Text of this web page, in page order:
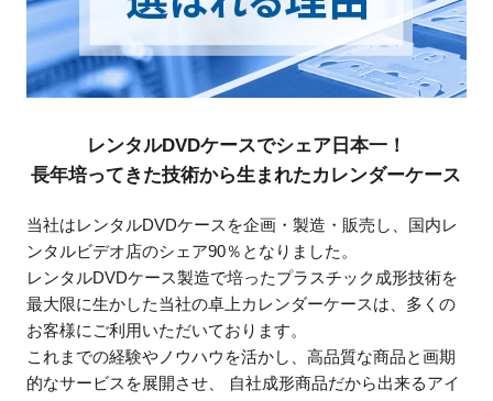
レンタルDVDケースでシェア日本一！
長年培ってきた技術から生まれたカレンダーケース
当社はレンタルDVDケースを企画・製造・販売し、国内レ
ンタルビデオ店のシェア90％となりました。
レンタルDVDケース製造で培ったプラスチック成形技術を
最大限に生かした当社の卓上カレンダーケースは、多くの
お客様にご利用いただいております。
これまでの経験やノウハウを活かし、高品質な商品と画期
的なサービスを展開させ、 自社成形商品だから出来るアイ